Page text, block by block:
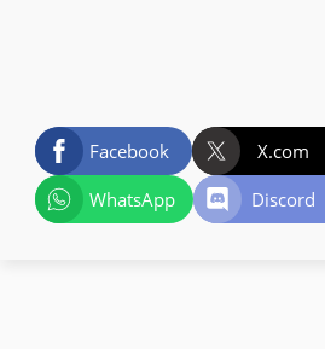
Facebook X.com
WhatsApp
Discord